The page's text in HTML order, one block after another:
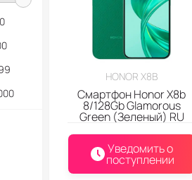
HONOR X8B
Смартфон Honor X8b
8/128Gb Glamorous
Green (Зеленый) RU
Уведомить о
поступлении